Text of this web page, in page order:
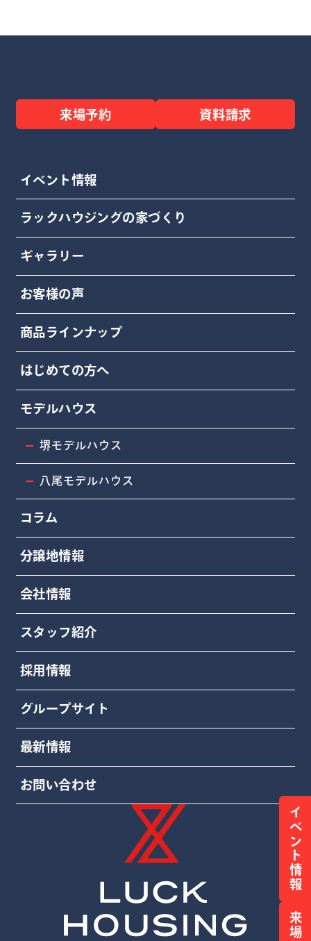
イベント情報
来場予約 資料請求
イベント情報
ラックハウジングの家づくり
ギャラリー
お客様の声
商品ラインナップ
はじめての方へ
モデルハウス
堺モデルハウス
八尾モデルハウス
コラム
分譲地情報
会社情報
スタッフ紹介
採用情報
グループサイト
最新情報
お問い合わせ